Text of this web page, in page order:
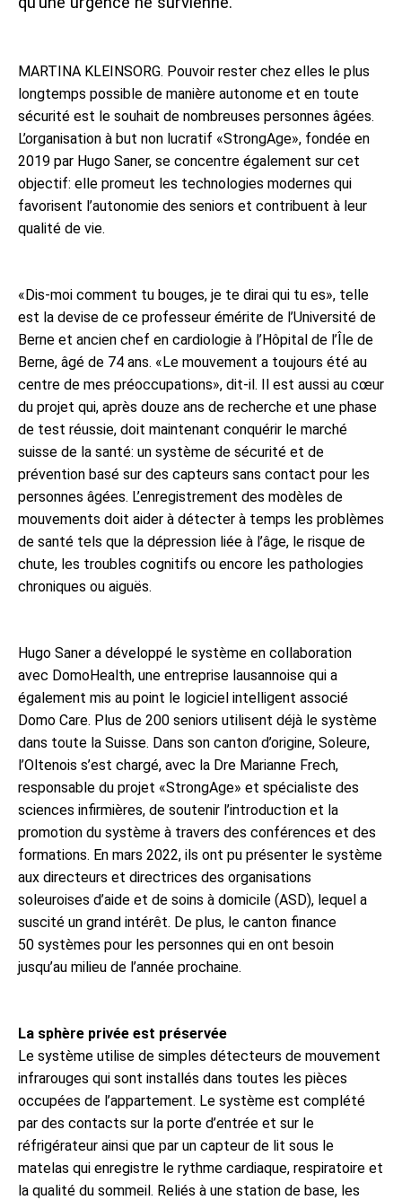
MARTINA KLEINSORG. Pouvoir rester chez elles le plus
longtemps possible de manière autonome et en toute
sécurité est le souhait de nombreuses personnes âgées.
L’organisation à but non lucratif «StrongAge», fondée en
2019 par Hugo Saner, se concentre également sur cet
objectif: elle promeut les technologies modernes qui
favorisent l’autonomie des seniors et contribuent à leur
qualité de vie.
«Dis-moi comment tu bouges, je te dirai qui tu es», telle
est la devise de ce professeur émérite de l’Université de
Berne et ancien chef en cardiologie à l’Hôpital de l’Île de
Berne, âgé de 74 ans. «Le mouvement a toujours été au
centre de mes préoccupations», dit-il. Il est aussi au cœur
du projet qui, après douze ans de recherche et une phase
de test réussie, doit maintenant conquérir le marché
suisse de la santé: un système de sécurité et de
prévention basé sur des capteurs sans contact pour les
personnes âgées. L’enregistrement des modèles de
mouvements doit aider à détecter à temps les problèmes
de santé tels que la dépression liée à l’âge, le risque de
chute, les troubles cognitifs ou encore les pathologies
chroniques ou aiguës.
Hugo Saner a développé le système en collaboration
avec DomoHealth, une entreprise lausannoise qui a
également mis au point le logiciel intelligent associé
Domo Care. Plus de 200 seniors utilisent déjà le système
dans toute la Suisse. Dans son canton d’origine, Soleure,
l’Oltenois s’est chargé, avec la Dre Marianne Frech,
responsable du projet «StrongAge» et spécialiste des
sciences infirmières, de soutenir l’introduction et la
promotion du système à travers des conférences et des
formations. En mars 2022, ils ont pu présenter le système
aux directeurs et directrices des organisations
soleuroises d’aide et de soins à domicile (ASD), lequel a
suscité un grand intérêt. De plus, le canton finance
50 systèmes pour les personnes qui en ont besoin
jusqu’au milieu de l’année prochaine.
La sphère privée est préservée
Le système utilise de simples détecteurs de mouvement
infrarouges qui sont installés dans toutes les pièces
occupées de l’appartement. Le système est complété
par des contacts sur la porte d’entrée et sur le
réfrigérateur ainsi que par un capteur de lit sous le
matelas qui enregistre le rythme cardiaque, respiratoire et
la qualité du sommeil. Reliés à une station de base, les